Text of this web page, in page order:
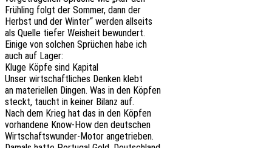
Früh­ling folgt der Sommer, dann der
Herbst und der Winter“ werden allseits
als Quelle tiefer Weis­heit bewundert.
Einige von solchen Sprü­chen habe ich
auch auf Lager:
Kluge Köpfe sind Kapital
Unser wirt­schaft­li­ches Denken klebt
an mate­ri­el­len Dingen. Was in den Köpfen
steckt, taucht in keiner Bilanz auf.
Nach dem Krieg hat das in den Köpfen
vorhan­de­ne Know-How den deutschen
Wirt­schafts­wun­der-Motor angetrieben.